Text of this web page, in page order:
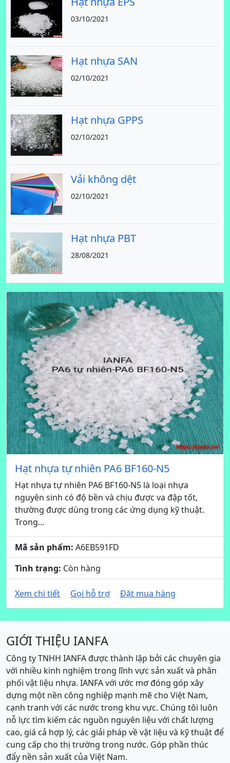
03/10/2021
Hạt nhựa SAN
02/10/2021
Hạt nhựa GPPS
02/10/2021
Vải không dệt
02/10/2021
Hạt nhựa PBT
28/08/2021
Hạt nhựa tự nhiên PA6 BF160-N5
Hạt nhựa tự nhiên PA6 BF160-N5 là loại nhựa
nguyên sinh có độ bền và chịu được va đập tốt,
thường được dùng trong các ứng dụng kỹ thuật.
Trong...
Mã sản phẩm: A6EB591FD
Tình trạng: Còn hàng
Xem chi tiết Gọi hỗ trợ Đặt mua hàng
GIỚI THIỆU IANFA
Công ty TNHH IANFA được thành lập bởi các chuyên gia
với nhiều kinh nghiệm trong lĩnh vực sản xuất và phân
phối vật liệu nhựa. IANFA với ước mơ đóng góp xây
dựng một nền công nghiệp mạnh mẽ cho Việt Nam,
cạnh tranh với các nước trong khu vực. Chúng tôi luôn
nỗ lực tìm kiếm các nguồn nguyên liệu với chất lượng
cao, giá cả hợp lý, các giải pháp về vật liệu và kỹ thuật để
cung cấp cho thị trường trong nước. Góp phần thúc
đẩy nền sản xuất của Việt Nam.